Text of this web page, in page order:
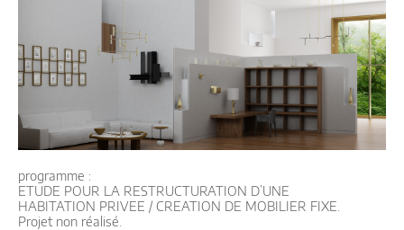
programme :
ETUDE POUR LA RESTRUCTURATION D’UNE
HABITATION PRIVEE / CREATION DE MOBILIER FIXE.
Projet non réalisé.